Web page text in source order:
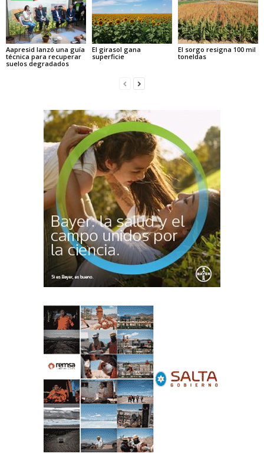
Aapresid lanzó una guía
técnica para recuperar
suelos degradados
El girasol gana
superficie
El sorgo resigna 100 mil
toneldas